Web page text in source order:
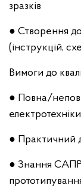
зразків
● Створення
(інструкцій,
Вимоги до
● Повна/
● Практичний
● Знання